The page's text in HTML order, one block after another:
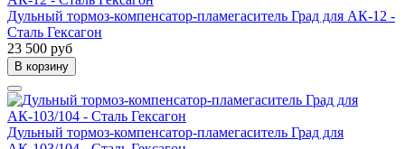
Дульный тормоз-компенсатор-пламегаситель Град для АК-12 -
Сталь Гексагон
23 500 руб
В корзину
Дульный тормоз-компенсатор-пламегаситель Град для